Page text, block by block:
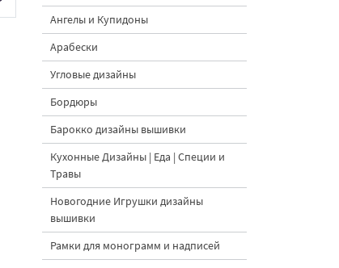
Ангелы и Купидоны
Арабески
Угловые дизайны
Бордюры
Барокко дизайны вышивки
Кухонные Дизайны | Еда | Специи и
Травы
Новогодние Игрушки дизайны
вышивки
Рамки для монограмм и надписей